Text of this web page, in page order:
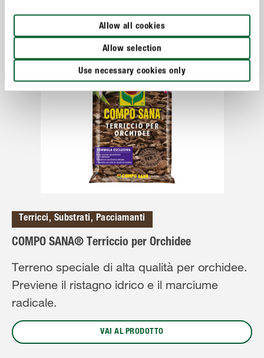
Allow all cookies
Allow selection
Use necessary cookies only
Terricci, Substrati, Pacciamanti
COMPO SANA® Terriccio per Orchidee
Terreno speciale di alta qualità per orchidee.
Previene il ristagno idrico e il marciume
radicale.
VAI AL PRODOTTO